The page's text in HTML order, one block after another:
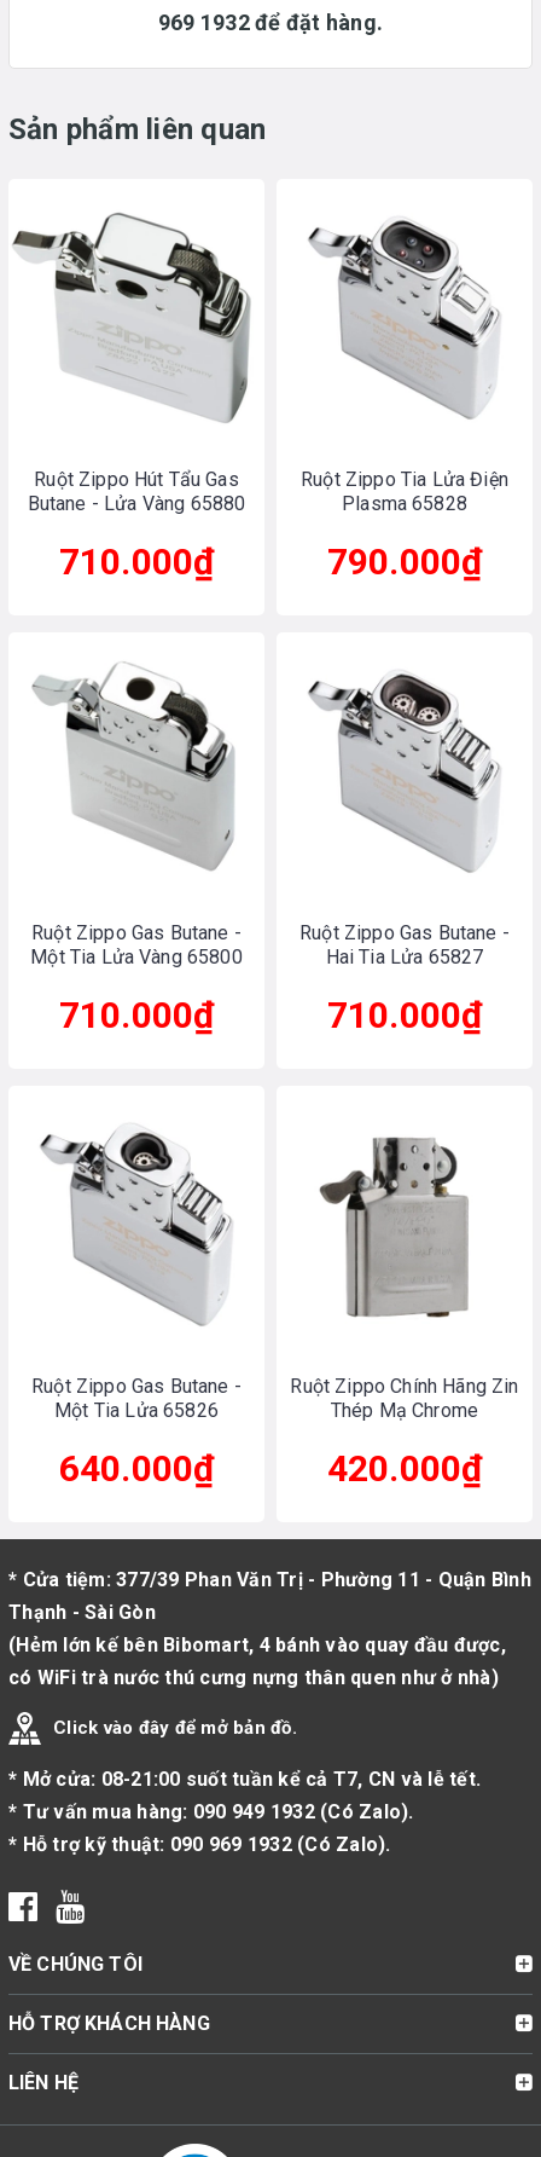
969 1932 để đặt hàng.
Sản phẩm liên quan
Ruột Zippo Hút Tẩu Gas
Butane - Lửa Vàng 65880
710.000₫
Ruột Zippo Tia Lửa Điện
Plasma 65828
790.000₫
Ruột Zippo Gas Butane -
Một Tia Lửa Vàng 65800
710.000₫
Ruột Zippo Gas Butane -
Hai Tia Lửa 65827
710.000₫
Ruột Zippo Gas Butane -
Một Tia Lửa 65826
640.000₫
Ruột Zippo Chính Hãng Zin
Thép Mạ Chrome
420.000₫
* Cửa tiệm: 377/39 Phan Văn Trị - Phường 11 - Quận Bình
Thạnh - Sài Gòn
(Hẻm lớn kế bên Bibomart, 4 bánh vào quay đầu được,
có WiFi trà nước thú cưng nựng thân quen như ở nhà)
Click vào đây để mở bản đồ.
* Mở cửa: 08-21:00 suốt tuần kể cả T7, CN và lễ tết.
* Tư vấn mua hàng: 090 949 1932(Có Zalo).
* Hỗ trợ kỹ thuật: 090 969 1932(Có Zalo).
VỀ CHÚNG TÔI
HỖ TRỢ KHÁCH HÀNG
LIÊN HỆ